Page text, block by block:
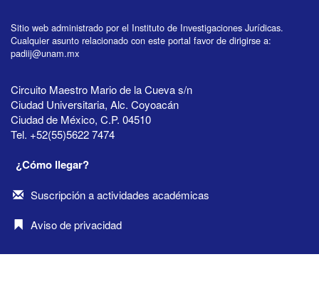
Sitio web administrado por el Instituto de Investigaciones Jurídicas.
Cualquier asunto relacionado con este portal favor de dirigirse a:
padiij@unam.mx
Circuito Maestro Mario de la Cueva s/n
Ciudad Universitaria, Alc. Coyoacán
Ciudad de México, C.P. 04510
Tel. +52(55)5622 7474
¿Cómo llegar?
Suscripción a actividades académicas
Aviso de privacidad